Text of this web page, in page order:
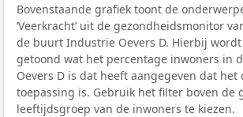
Bovenstaande grafiek toont de
‘Veerkracht’ uit de gezondheidsmonitor
de buurt Industrie Oevers D. Hierbij
getoond wat het percentage inwoners in
Oevers D is dat heeft aangegeven dat het
toepassing is. Gebruik het filter boven de
leeftijdsgroep van de inwoners te kiezen.